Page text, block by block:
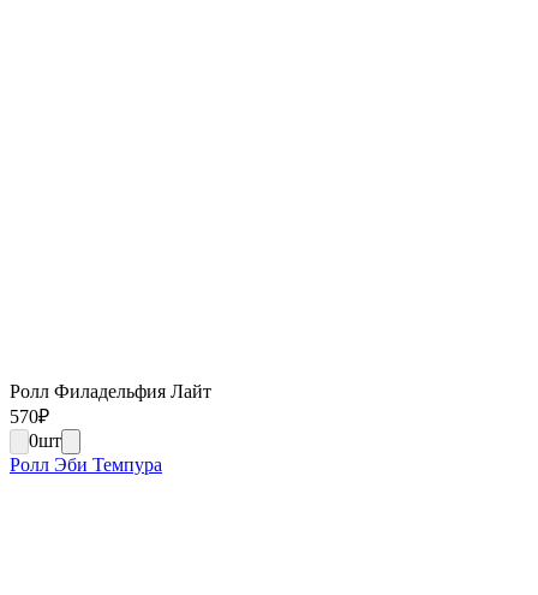
Ролл Филадельфия Лайт
570₽
0шт
Ролл Эби Темпура